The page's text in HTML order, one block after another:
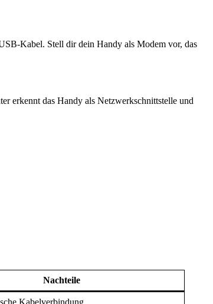
Kabel. Stell dir dein Handy als Modem vor, das
erkennt das Handy als Netzwerkschnittstelle und
Nachteile
Kabelverbindung